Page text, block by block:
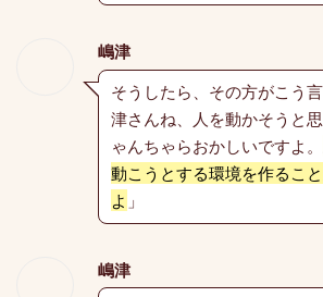
嶋津
そうしたら、その方がこう
津さんね、人を動かそうと
ゃんちゃらおかしいですよ。
動こうとする環境を作るこ
よ 」
嶋津